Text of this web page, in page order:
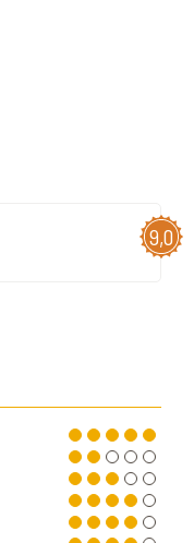
9,0